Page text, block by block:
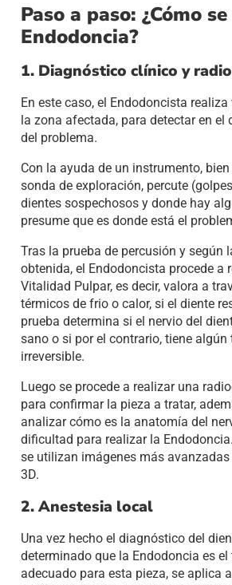
Paso a paso: ¿Cómo
Endodoncia?
1. Diagnóstico clínico y
En este caso, el Endodoncista
la zona afectada, para detectar en el
del problema.
Con la ayuda de un instrumento,
sonda de exploración, percute
dientes sospechosos y donde hay
presume que es donde está el
Tras la prueba de percusión y según
obtenida, el Endodoncista procede a
Vitalidad Pulpar, es decir, valora a
térmicos de frio o calor, si el diente
prueba determina si el nervio del
sano o si por el contrario, tiene
irreversible.
Luego se procede a realizar una
para confirmar la pieza a tratar,
analizar cómo es la anatomía del
dificultad para realizar la
se utilizan imágenes más
3D.
2. Anestesia local
Una vez hecho el diagnóstico del
determinado que la Endodoncia es
adecuado para esta pieza, se aplica